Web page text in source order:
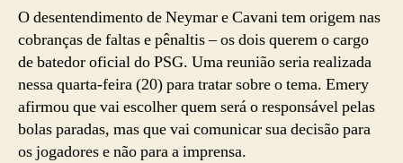
O desentendimento de Neymar e Cavani tem origem nas
cobranças de faltas e pênaltis – os dois querem o cargo
de batedor oficial do PSG. Uma reunião seria realizada
nessa quarta-feira (20) para tratar sobre o tema. Emery
afirmou que vai escolher quem será o responsável pelas
bolas paradas, mas que vai comunicar sua decisão para
os jogadores e não para a imprensa.